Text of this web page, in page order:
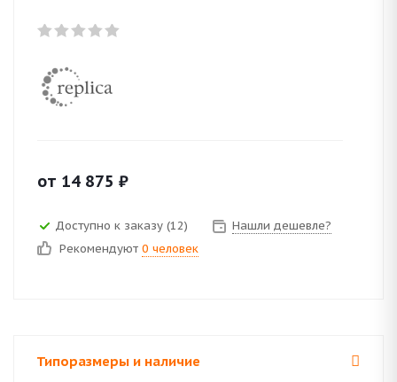
от 14 875 ₽
Доступно к заказу (12)
Нашли дешевле?
Рекомендуют 0 человек
Типоразмеры и наличие